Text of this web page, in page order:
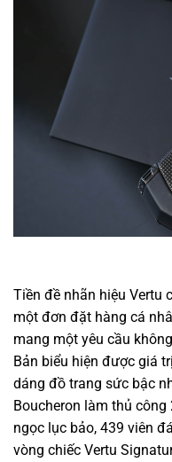
Tiền đề nhãn hiệu Vertu
một đơn đặt hàng cá
mang một yêu cầu
Bản biểu hiện được giá
dáng đồ trang sức bậc
Boucheron làm thủ
ngọc lục bảo, 439 viên
vòng chiếc Vertu